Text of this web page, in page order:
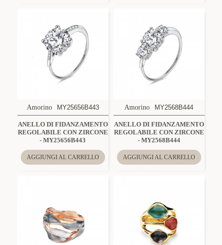
Amorino MY25656B443
ANELLO DI FIDANZAMENTO
REGOLABILE CON ZIRCONE
- MY25656B443
AGGIUNGI AL CARRELLO
Amorino MY2568B444
ANELLO DI FIDANZAMENTO
REGOLABILE CON ZIRCONE
- MY2568B444
AGGIUNGI AL CARRELLO